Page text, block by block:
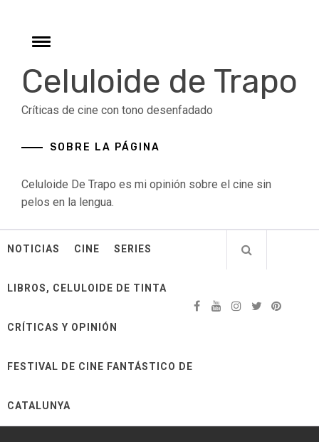
contentToggle
Celuloide de Trapo
Críticas de cine con tono desenfadado
SOBRE LA PÁGINA
Celuloide De Trapo es mi opinión sobre el cine sin
pelos en la lengua.
NOTICIAS CINE SERIES
LIBROS, CELULOIDE DE TINTA
CRÍTICAS Y OPINIÓN
FESTIVAL DE CINE FANTÁSTICO DE
CATALUNYA